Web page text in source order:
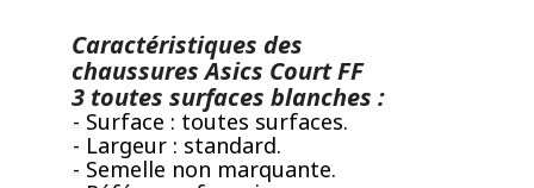
Caractéristiques des
chaussures Asics Court FF
3 toutes surfaces blanches :
- Surface : toutes surfaces.
- Largeur : standard.
- Semelle non marquante.